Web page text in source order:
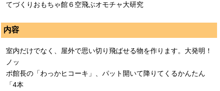
てづくりおもちゃ館６空飛ぶオモチャ大研究
内容
室内だけでなく、屋外で思い切り飛ばせる物を作ります。大発明！
ノッ
ポ館長の「わっかヒコーキ」、パット開いて降りてくるかんたん
「4本